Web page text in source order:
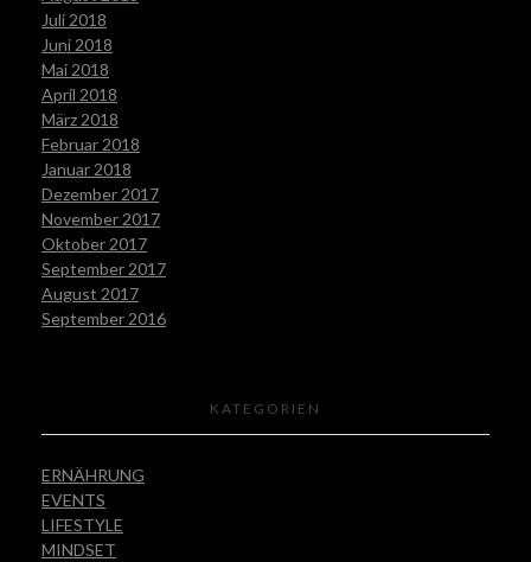
Juli 2018
Juni 2018
Mai 2018
April 2018
März 2018
Februar 2018
Januar 2018
Dezember 2017
November 2017
Oktober 2017
September 2017
August 2017
September 2016
KATEGORIEN
ERNÄHRUNG
EVENTS
LIFESTYLE
MINDSET